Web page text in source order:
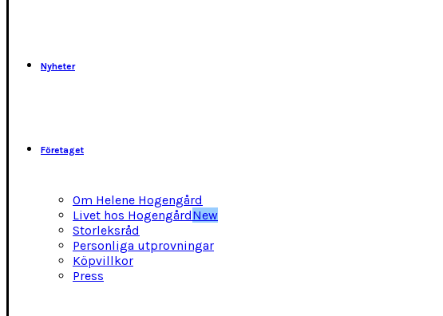
Nyheter
Företaget
Om Helene Hogengård
Livet hos HogengårdNew
Storleksråd
Personliga utprovningar
Köpvillkor
Press